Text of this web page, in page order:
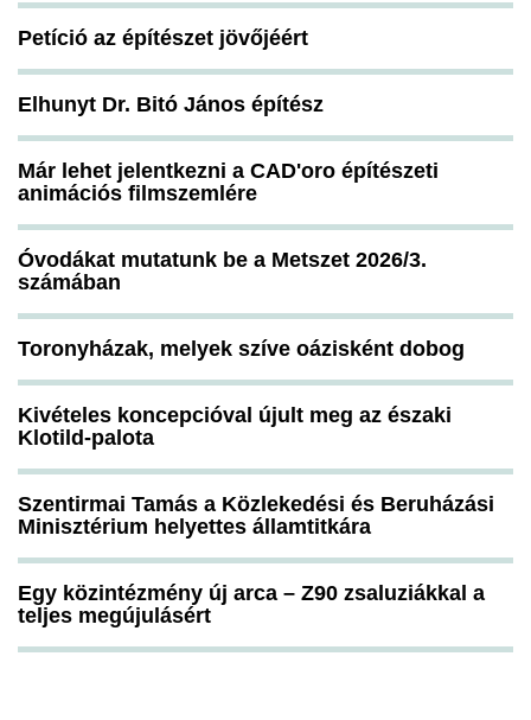
Petíció az építészet jövőjéért
Elhunyt Dr. Bitó János építész
Már lehet jelentkezni a CAD'oro építészeti
animációs filmszemlére
Óvodákat mutatunk be a Metszet 2026/3.
számában
Toronyházak, melyek szíve oázisként dobog
Kivételes koncepcióval újult meg az északi
Klotild-palota
Szentirmai Tamás a Közlekedési és Beruházási
Minisztérium helyettes államtitkára
Egy közintézmény új arca – Z90 zsaluziákkal a
teljes megújulásért